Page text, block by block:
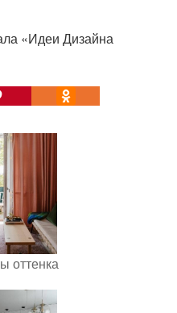
«Идеи Дизайна
оттенка